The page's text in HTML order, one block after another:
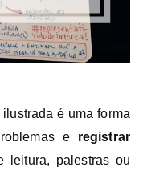
é uma forma
e registrar
leitura, palestras ou